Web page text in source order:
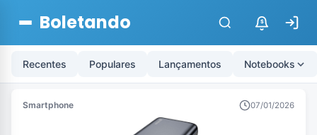
Boletando $
Recentes Populares Lançamentos Notebooks
Smartphone 07/01/2026